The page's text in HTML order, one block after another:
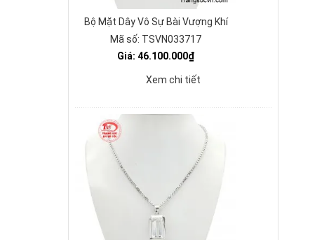
Bộ Mặt Dây Vô Sự Bài Vượng Khí
Mã số: TSVN033717
Giá: 46.100.000₫
Xem chi tiết